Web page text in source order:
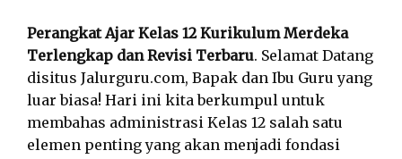
Perangkat Ajar Kelas 12 Kurikulum Merdeka
Terlengkap dan Revisi Terbaru. Selamat Datang
disitus Jalurguru.com, Bapak dan Ibu Guru yang
luar biasa! Hari ini kita berkumpul untuk
membahas administrasi Kelas 12 salah satu
elemen penting yang akan menjadi fondasi